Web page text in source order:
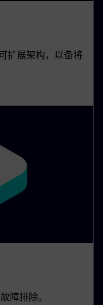
扩展架构，以备将
障排除。